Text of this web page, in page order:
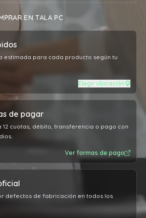
como me lo
atención que
EN TALA PC
estimada para cada producto según tu
Elegir ubicación
de pagar
12 cuotas, débito, transferencia o pago con
Ver formas de pago
defectos de fabricación en todos los